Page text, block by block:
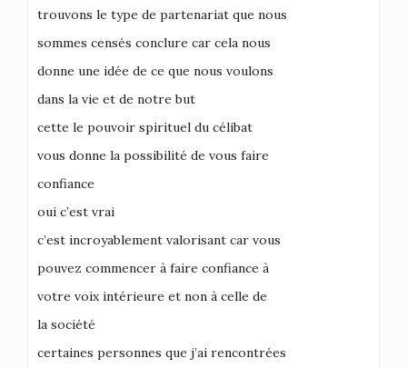
trouvons le type de partenariat que nous
sommes censés conclure car cela nous
donne une idée de ce que nous voulons
dans la vie et de notre but
cette le pouvoir spirituel du célibat
vous donne la possibilité de vous faire
confiance
oui c’est vrai
c’est incroyablement valorisant car vous
pouvez commencer à faire confiance à
votre voix intérieure et non à celle de
la société
certaines personnes que j’ai rencontrées